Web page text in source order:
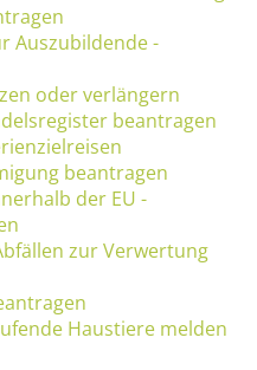
Auszubildende -
oder verlängern
beantragen
beantragen
der EU -
zur Verwertung
Haustiere melden